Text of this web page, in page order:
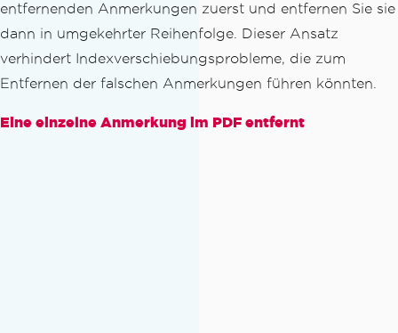
entfernenden Anmerkungen zuerst und entfernen Sie sie
dann in umgekehrter Reihenfolge. Dieser Ansatz
verhindert Indexverschiebungsprobleme, die zum
Entfernen der falschen Anmerkungen führen könnten.
Eine einzelne Anmerkung im PDF entfernt